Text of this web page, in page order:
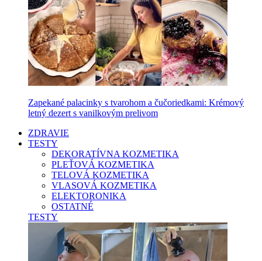
Zapekané palacinky s tvarohom a čučoriedkami: Krémový
letný dezert s vanilkovým prelivom
ZDRAVIE
TESTY
DEKORATÍVNA KOZMETIKA
PLEŤOVÁ KOZMETIKA
TELOVÁ KOZMETIKA
VLASOVÁ KOZMETIKA
ELEKTORONIKA
OSTATNÉ
TESTY